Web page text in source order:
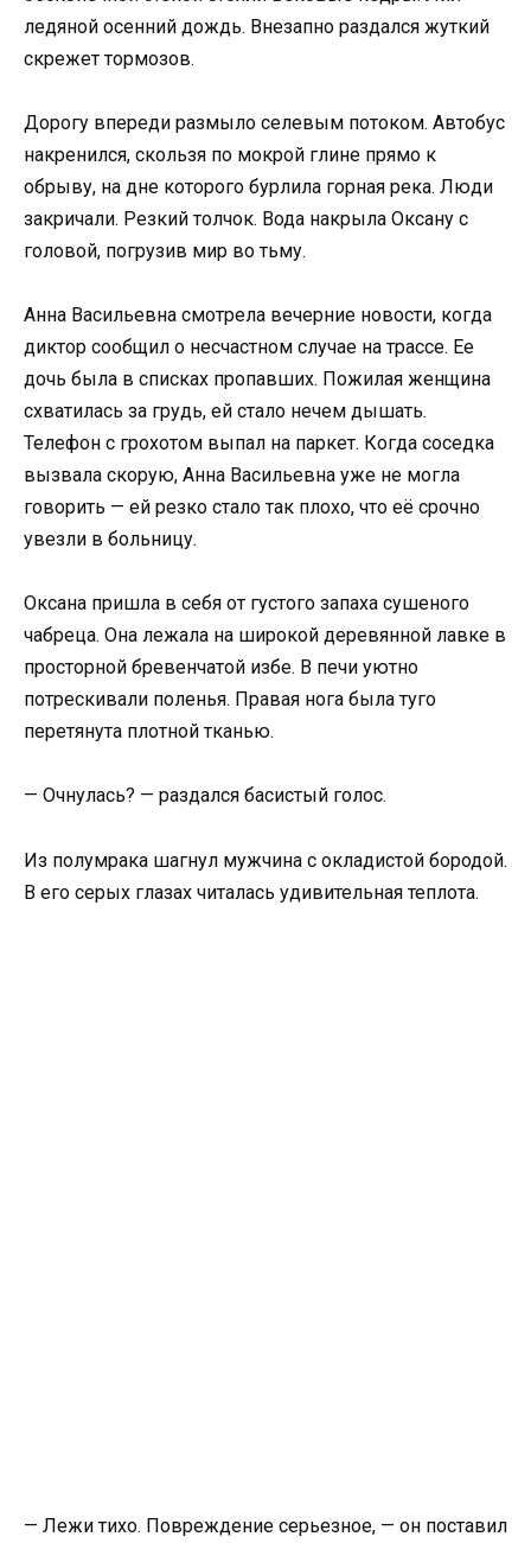
ледяной осенний дождь. Внезапно раздался жуткий
скрежет тормозов.
Дорогу впереди размыло селевым потоком. Автобус
накренился, скользя по мокрой глине прямо к
обрыву, на дне которого бурлила горная река. Люди
закричали. Резкий толчок. Вода накрыла Оксану с
головой, погрузив мир во тьму.
Анна Васильевна смотрела вечерние новости, когда
диктор сообщил о несчастном случае на трассе. Ее
дочь была в списках пропавших. Пожилая женщина
схватилась за грудь, ей стало нечем дышать.
Телефон с грохотом выпал на паркет. Когда соседка
вызвала скорую, Анна Васильевна уже не могла
говорить — ей резко стало так плохо, что её срочно
увезли в больницу.
Оксана пришла в себя от густого запаха сушеного
чабреца. Она лежала на широкой деревянной лавке в
просторной бревенчатой избе. В печи уютно
потрескивали поленья. Правая нога была туго
перетянута плотной тканью.
— Очнулась? — раздался басистый голос.
Из полумрака шагнул мужчина с окладистой бородой.
В его серых глазах читалась удивительная теплота.
— Лежи тихо. Повреждение серьезное, — он поставил